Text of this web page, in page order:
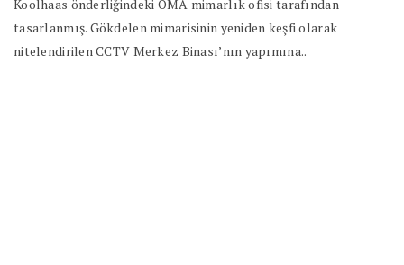
Koolhaas önderliğindeki OMA mimarlık ofisi tarafından
tasarlanmış. Gökdelen mimarisinin yeniden keşfi olarak
nitelendirilen CCTV Merkez Binası’nın yapımına..